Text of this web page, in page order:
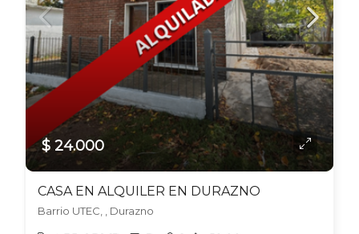
$ 24.000
CASA EN ALQUILER EN DURAZNO
Barrio UTEC, , Durazno